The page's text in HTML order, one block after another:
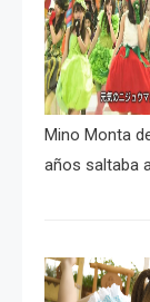
Mino Monta
años saltaba